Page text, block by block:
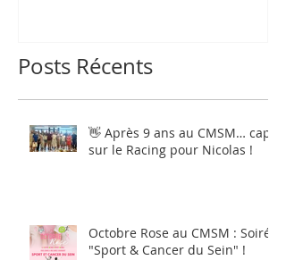
Posts Récents
👋 Après 9 ans au CMSM… cap
sur le Racing pour Nicolas !
Octobre Rose au CMSM : Soirée
"Sport & Cancer du Sein" !